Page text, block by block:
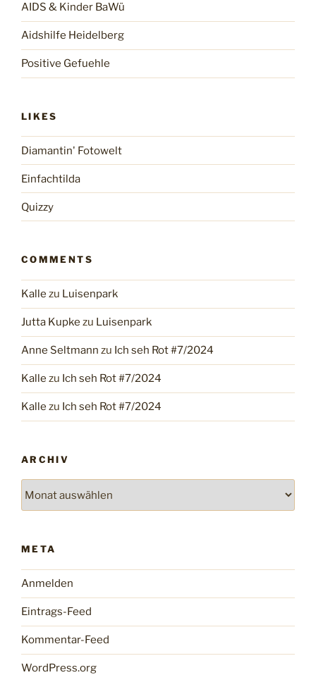
AIDS & Kinder BaWü
Aidshilfe Heidelberg
Positive Gefuehle
LIKES
Diamantin' Fotowelt
Einfachtilda
Quizzy
COMMENTS
Kalle zu Luisenpark
Jutta Kupke zu Luisenpark
Anne Seltmann zu Ich seh Rot #7/2024
Kalle zu Ich seh Rot #7/2024
Kalle zu Ich seh Rot #7/2024
ARCHIV
META
Anmelden
Eintrags-Feed
Kommentar-Feed
WordPress.org